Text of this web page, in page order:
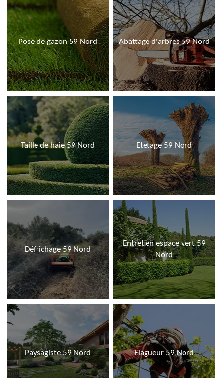
Pose de gazon 59 Nord Abattage d'arbres 59 Nord
Taille de haie 59 Nord Etetage 59 Nord
Défrichage 59 Nord
Entretien espace vert 59
Nord
Paysagiste 59 Nord Elagueur 59 Nord